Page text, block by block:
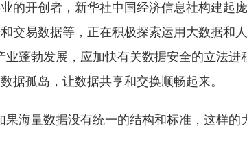
的开创者，新华社中国经济信息社构建起
交易数据等，正在积极探索运用大数据和
蓬勃发展，应加快有关数据安全的立法进
据孤岛，让数据共享和交换顺畅起来。
果海量数据没有统一的结构和标准，这样